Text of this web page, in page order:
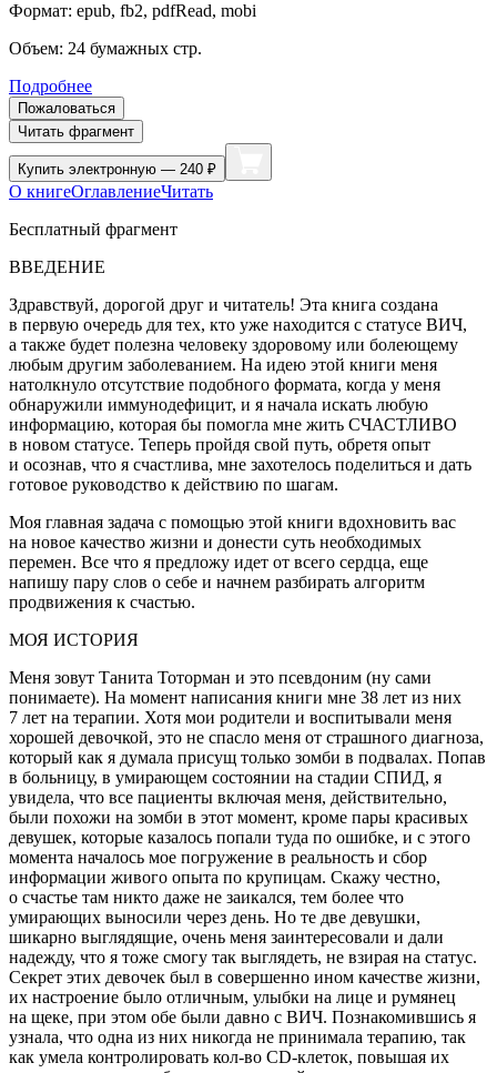
Формат: epub, fb2, pdfRead, mobi
Объем: 24 бумажных стр.
Подробнее
Пожаловаться
Читать фрагмент
Купить электронную — 240 ₽
О книгеОглавлениеЧитать
Бесплатный фрагмент
ВВЕДЕНИЕ
Здравствуй, дорогой друг и читатель! Эта книга создана
в первую очередь для тех, кто уже находится с статусе ВИЧ,
а также будет полезна человеку здоровому или болеющему
любым другим заболеванием. На идею этой книги меня
натолкнуло отсутствие подобного формата, когда у меня
обнаружили иммунодефицит, и я начала искать любую
информацию, которая бы помогла мне жить СЧАСТЛИВО
в новом статусе. Теперь пройдя свой путь, обретя опыт
и осознав, что я счастлива, мне захотелось поделиться и дать
готовое руководство к действию по шагам.
Моя главная задача с помощью этой книги вдохновить вас
на новое качество жизни и донести суть необходимых
перемен. Все что я предложу идет от всего сердца, еще
напишу пару слов о себе и начнем разбирать алгоритм
продвижения к счастью.
МОЯ ИСТОРИЯ
Меня зовут Танита Тоторман и это псевдоним (ну сами
понимаете). На момент написания книги мне 38 лет из них
7 лет на терапии. Хотя мои родители и воспитывали меня
хорошей девочкой, это не спасло меня от страшного диагноза,
который как я думала присущ только зомби в подвалах. Попав
в больницу, в умирающем состоянии на стадии СПИД, я
увидела, что все пациенты включая меня, действительно,
были похожи на зомби в этот момент, кроме пары красивых
девушек, которые казалось попали туда по ошибке, и с этого
момента началось мое погружение в реальность и сбор
информации живого опыта по крупицам. Скажу честно,
о счастье там никто даже не заикался, тем более что
умирающих выносили через день. Но те две девушки,
шикарно выглядящие, очень меня заинтересовали и дали
надежду, что я тоже смогу так выглядеть, не взирая на статус.
Секрет этих девочек был в совершенно ином качестве жизни,
их настроение было отличным, улыбки на лице и румянец
на щеке, при этом обе были давно с ВИЧ. Познакомившись я
узнала, что одна из них никогда не принимала терапию, так
как умела контролировать кол-во CD-клеток, повышая их